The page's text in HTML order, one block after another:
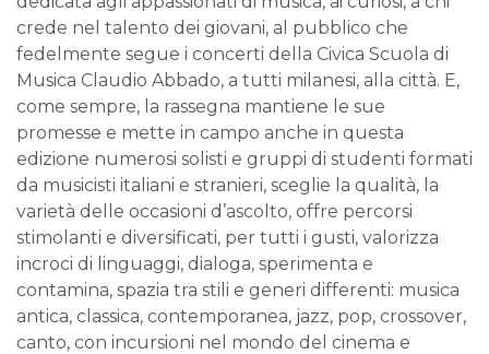
crede nel talento dei giovani, al pubblico che
fedelmente segue i concerti della Civica Scuola di
Musica Claudio Abbado, a tutti milanesi, alla città. E,
come sempre, la rassegna mantiene le sue
promesse e mette in campo anche in questa
edizione numerosi solisti e gruppi di studenti formati
da musicisti italiani e stranieri, sceglie la qualità, la
varietà delle occasioni d’ascolto, offre percorsi
stimolanti e diversificati, per tutti i gusti, valorizza
incroci di linguaggi, dialoga, sperimenta e
contamina, spazia tra stili e generi differenti: musica
antica, classica, contemporanea, jazz, pop, crossover,
canto, con incursioni nel mondo del cinema e